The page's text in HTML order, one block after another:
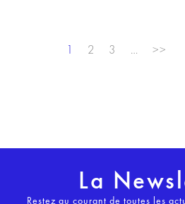
1 2 3 … >>
La
Restez au courant de toutes les